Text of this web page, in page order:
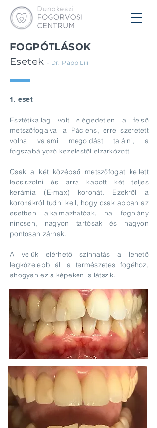
FOGPÓTLÁSOK
Esetek - Dr. Papp Lili
1. eset
Esztétikailag volt elégedetlen a felső
metszőfogaival a Páciens, erre szeretett
volna valami megoldást találni, a
fogszabályozó kezeléstől elzárkózott.
Csak a két középső metszőfogat kellett
lecsiszolni és arra kapott két teljes
kerámia (E-max) koronát. Ezekről a
koronákról tudni kell, hogy csak abban az
esetben alkalmazhatóak, ha foghiány
nincsen, nagyon tartósak és nagyon
pontosan zárnak.
A velük elérhető színhatás a lehető
legközelebb áll a természetes fogéhoz,
ahogyan ez a képeken is látszik.